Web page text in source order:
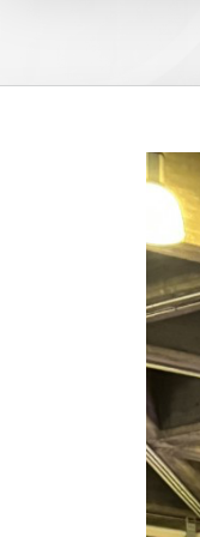
View
Larger
Image